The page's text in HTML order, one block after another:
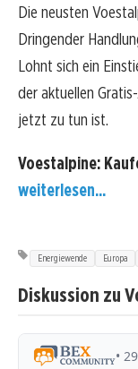
Die neusten
Dringender
Lohnt sich ein
der aktuellen
jetzt zu tun ist.
Voestalpine:
weiterlesen...
Energiewende Europa
Diskussion zu